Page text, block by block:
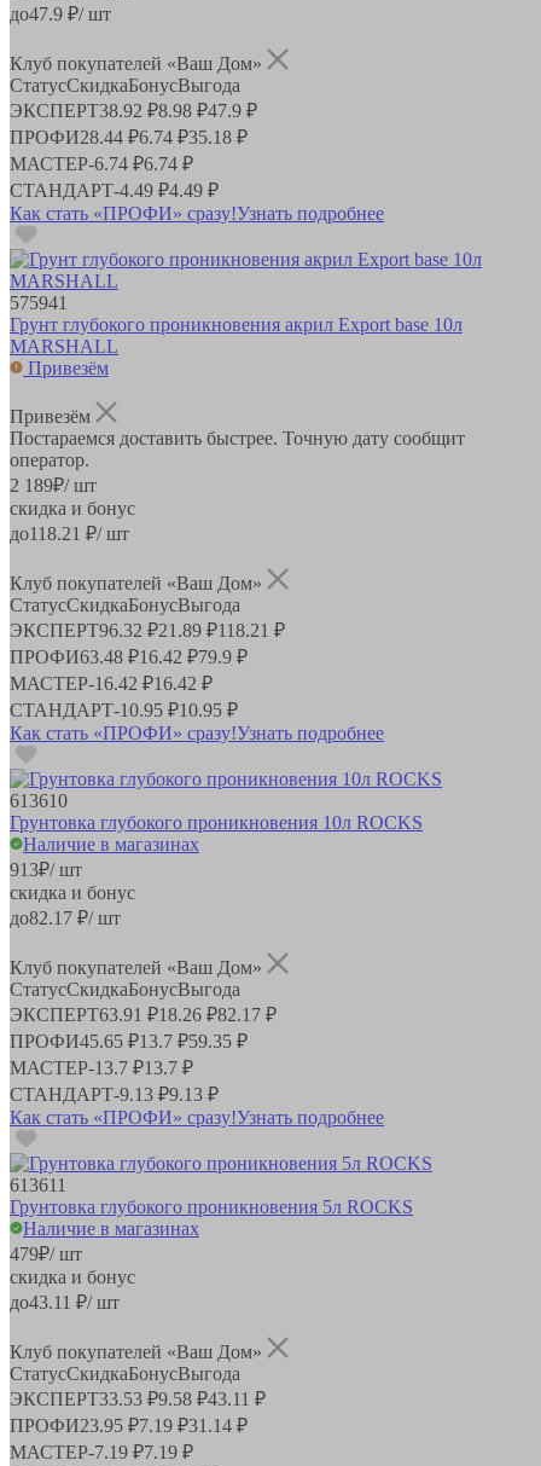
до47.9 ₽/ шт
Клуб покупателей «Ваш Дом»
СтатусСкидкаБонусВыгода
ЭКСПЕРТ38.92 ₽8.98 ₽47.9 ₽
ПРОФИ28.44 ₽6.74 ₽35.18 ₽
МАСТЕР-6.74 ₽6.74 ₽
СТАНДАРТ-4.49 ₽4.49 ₽
Как стать «ПРОФИ» сразу!Узнать подробнее
575941
Грунт глубокого проникновения акрил Export base 10л
MARSHALL
Привезём
Привезём
Постараемся доставить быстрее. Точную дату сообщит
оператор.
2 189₽/ шт
скидка и бонус
до118.21 ₽/ шт
Клуб покупателей «Ваш Дом»
СтатусСкидкаБонусВыгода
ЭКСПЕРТ96.32 ₽21.89 ₽118.21 ₽
ПРОФИ63.48 ₽16.42 ₽79.9 ₽
МАСТЕР-16.42 ₽16.42 ₽
СТАНДАРТ-10.95 ₽10.95 ₽
Как стать «ПРОФИ» сразу!Узнать подробнее
613610
Грунтовка глубокого проникновения 10л ROCKS
Наличие в магазинах
913₽/ шт
скидка и бонус
до82.17 ₽/ шт
Клуб покупателей «Ваш Дом»
СтатусСкидкаБонусВыгода
ЭКСПЕРТ63.91 ₽18.26 ₽82.17 ₽
ПРОФИ45.65 ₽13.7 ₽59.35 ₽
МАСТЕР-13.7 ₽13.7 ₽
СТАНДАРТ-9.13 ₽9.13 ₽
Как стать «ПРОФИ» сразу!Узнать подробнее
613611
Грунтовка глубокого проникновения 5л ROCKS
Наличие в магазинах
479₽/ шт
скидка и бонус
до43.11 ₽/ шт
Клуб покупателей «Ваш Дом»
СтатусСкидкаБонусВыгода
ЭКСПЕРТ33.53 ₽9.58 ₽43.11 ₽
ПРОФИ23.95 ₽7.19 ₽31.14 ₽
МАСТЕР-7.19 ₽7.19 ₽